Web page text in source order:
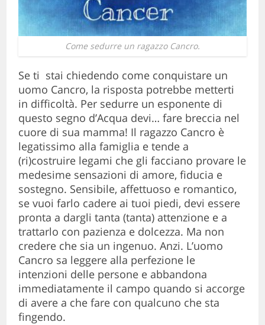
Come sedurre un ragazzo Cancro.
Se ti stai chiedendo come conquistare un
uomo Cancro, la risposta potrebbe metterti
in difficoltà. Per sedurre un esponente di
questo segno d’Acqua devi… fare breccia nel
cuore di sua mamma! Il ragazzo Cancro è
legatissimo alla famiglia e tende a
(ri)costruire legami che gli facciano provare le
medesime sensazioni di amore, fiducia e
sostegno. Sensibile, affettuoso e romantico,
se vuoi farlo cadere ai tuoi piedi, devi essere
pronta a dargli tanta (tanta) attenzione e a
trattarlo con pazienza e dolcezza. Ma non
credere che sia un ingenuo. Anzi. L’uomo
Cancro sa leggere alla perfezione le
intenzioni delle persone e abbandona
immediatamente il campo quando si accorge
di avere a che fare con qualcuno che sta
fingendo.